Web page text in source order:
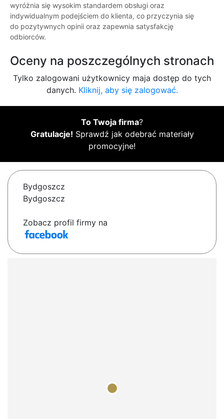
wyróżnia się wysokim standardem obsługi oraz
indywidualnym podejściem do klienta, co przyczynia się
do pozytywnych opinii oraz zapewnia satysfakcję
odbiorców.
Oceny na poszczególnych stronach
Tylko zalogowani użytkownicy maja dostęp do tych
danych. Kliknij, aby się zalogować.
To Twoja firma?
Gratulacje! Sprawdź jak odebrać materiały
promocyjne!
Bydgoszcz
Bydgoszcz
Zobacz profil firmy na